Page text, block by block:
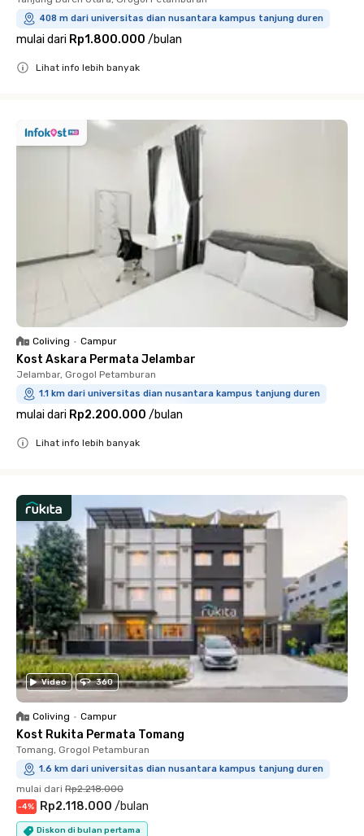
408 m dari universitas dian nusantara kampus tanjung duren
mulai dari Rp1.800.000 /bulan
Lihat info lebih banyak
Coliving • Campur
Kost Askara Permata Jelambar
Jelambar, Grogol Petamburan
1.1 km dari universitas dian nusantara kampus tanjung duren
mulai dari Rp2.200.000 /bulan
Lihat info lebih banyak
Video 360
Coliving • Campur
Kost Rukita Permata Tomang
Tomang, Grogol Petamburan
1.6 km dari universitas dian nusantara kampus tanjung duren
mulai dari Rp2.218.000
-4% Rp2.118.000 /bulan
Diskon di bulan pertama